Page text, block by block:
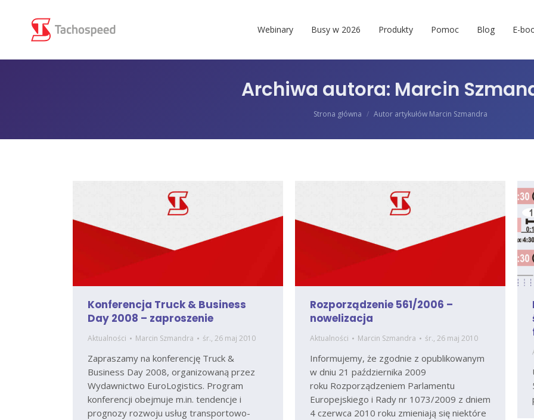
Webinary Busy w 2026 Produkty Pomoc Blog E-
Archiwa autora: Marcin
Jesteś tutaj:
Strona główna Autor artykułów Marcin Szmandra
Konferencja Truck & Business
Day 2008 – zaproszenie
Aktualności Marcin Szmandra śr., 26 maj 2010
Zapraszamy na konferencję Truck &
Business Day 2008, organizowaną przez
Wydawnictwo EuroLogistics. Program
konferencji obejmuje m.in. tendencje i
prognozy rozwoju usług transportowo-
Rozporządzenie 561/2006 –
nowelizacja
Aktualności Marcin Szmandra śr., 26 maj 2010
Informujemy, że zgodnie z opublikowanym
w dniu 21 października 2009
roku Rozporządzeniem Parlamentu
Europejskiego i Rady nr 1073/2009 z dniem
4 czerwca 2010 roku zmieniają się niektóre